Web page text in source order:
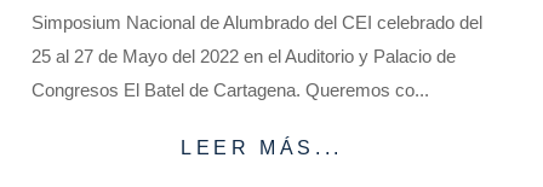
Simposium Nacional de Alumbrado del CEI celebrado del
25 al 27 de Mayo del 2022 en el Auditorio y Palacio de
Congresos El Batel de Cartagena. Queremos co...
LEER MÁS...